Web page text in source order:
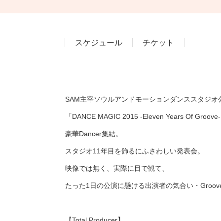
スケジュール チケット
SAM主宰ソウルアンドモーションダンススタジオ
「DANCE MAGIC 2015 -Eleven Years Of Groove-
豪華Dancer集結。
スタジオ11年目を飾るにふさわしい発表会。
映像では無く、実際に目で観て、
たった1日の公演に懸ける出演者の気合い・